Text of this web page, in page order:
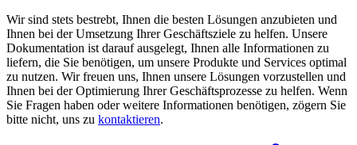
Wir sind stets bestrebt, Ihnen die besten Lösungen anzubieten und
Ihnen bei der Umsetzung Ihrer Geschäftsziele zu helfen. Unsere
Dokumentation ist darauf ausgelegt, Ihnen alle Informationen zu
liefern, die Sie benötigen, um unsere Produkte und Services optimal
zu nutzen. Wir freuen uns, Ihnen unsere Lösungen vorzustellen und
Ihnen bei der Optimierung Ihrer Geschäftsprozesse zu helfen. Wenn
Sie Fragen haben oder weitere Informationen benötigen, zögern Sie
bitte nicht, uns zu kontaktieren.